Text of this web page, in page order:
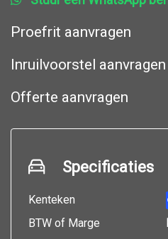
Proefrit aanvragen
Inruilvoorstel aanvragen
Offerte aanvragen
Specificaties
Kenteken
BTW of Marge